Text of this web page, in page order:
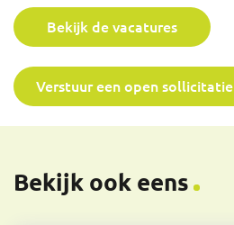
Bekijk de vacatures
Verstuur een open sollicitatie
Bekijk ook eens